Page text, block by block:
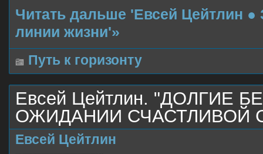
Читать дальше 'Евсей Цейтлин ●
линии жизни'»
Путь к горизонту
Евсей Цейтлин. "ДОЛГИЕ
ОЖИДАНИИ СЧАСТЛИВОЙ
Евсей Цейтлин